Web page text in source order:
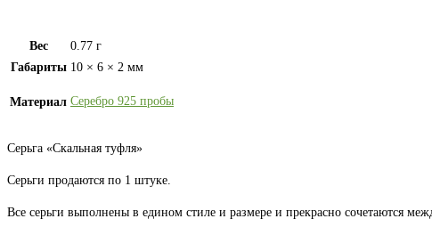
Вес
0.77 г
Габариты 10 × 6 × 2 мм
Материал Серебро 925 пробы
Серьга «Скальная туфля»
Серьги продаются по 1 штуке.
Все серьги выполнены в едином стиле и размере и прекрасно сочетаются